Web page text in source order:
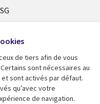
de presse
de tiers afin de vous
sont nécessaires au
sont activés par défaut.
qu’avec votre
de navigation.